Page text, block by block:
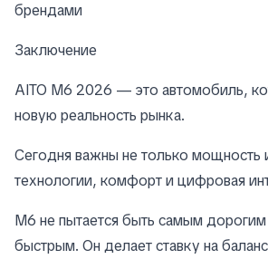
брендами
Заключение
AITO M6 2026 — это автомобиль,
новую реальность рынка.
Сегодня важны не только мощность
технологии, комфорт и цифровая
M6 не пытается быть самым
быстрым. Он делает ставку на